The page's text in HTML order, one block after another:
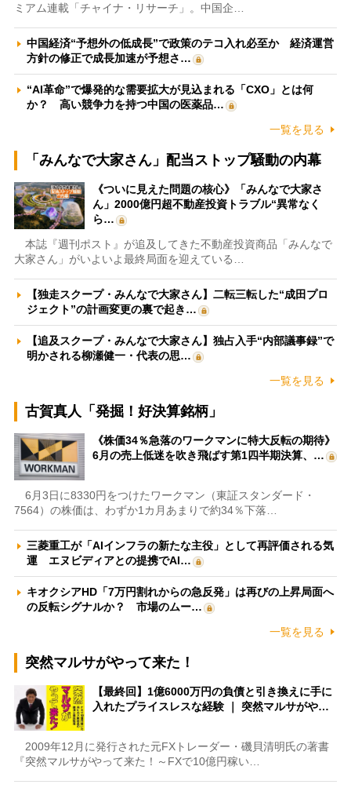
ミアム連載「チャイナ・リサーチ」。中国企…
中国経済“予想外の低成長”で政策のテコ入れ必至か 経済運営
方針の修正で成長加速が予想さ…
“AI革命”で爆発的な需要拡大が見込まれる「CXO」とは何
か？ 高い競争力を持つ中国の医薬品…
一覧を見る
「みんなで大家さん」配当ストップ騒動の内幕
《ついに見えた問題の核心》「みんなで大家さ
ん」2000億円超不動産投資トラブル“異常なく
ら…
本誌『週刊ポスト』が追及してきた不動産投資商品「みんなで
大家さん」がいよいよ最終局面を迎えている…
【独走スクープ・みんなで大家さん】二転三転した“成田プロ
ジェクト”の計画変更の裏で起き…
【追及スクープ・みんなで大家さん】独占入手“内部議事録”で
明かされる柳瀬健一・代表の思…
一覧を見る
古賀真人「発掘！好決算銘柄」
《株価34％急落のワークマンに特大反転の期待》
6月の売上低迷を吹き飛ばす第1四半期決算、…
6月3日に8330円をつけたワークマン（東証スタンダード・
7564）の株価は、わずか1カ月あまりで約34％下落…
三菱重工が「AIインフラの新たな主役」として再評価される気
運 エヌビディアとの提携でAI…
キオクシアHD「7万円割れからの急反発」は再びの上昇局面へ
の反転シグナルか？ 市場のムー…
一覧を見る
突然マルサがやって来た！
【最終回】1億6000万円の負債と引き換えに手に
入れたプライスレスな経験 ｜ 突然マルサがや…
2009年12月に発行された元FXトレーダー・磯貝清明氏の著書
『突然マルサがやって来た！～FXで10億円稼い…